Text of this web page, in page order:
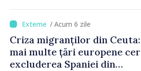
crizei migranților din Ceuta
/ Acum 6 zile
Criza migranților din Ceuta:
mai multe țări europene cer
excluderea Spaniei din